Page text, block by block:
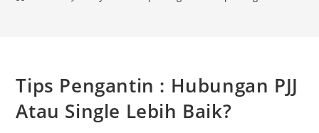
Tips Pengantin : Hubungan PJJ
Atau Single Lebih Baik?